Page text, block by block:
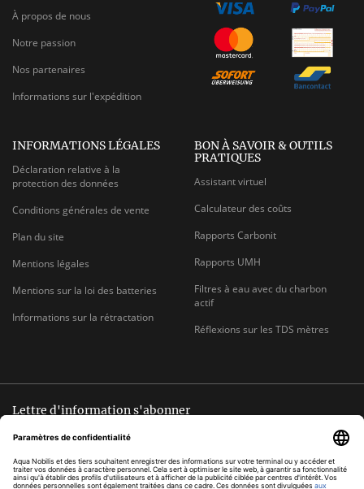
À propos de nous
Notre passion
Nos partenaires
Informations sur l'expédition
INFORMATIONS LÉGALES
Déclaration relative à la
protection des données
Conditions générales de vente
Plan du site
Mentions légales
Mentions sur la loi des batteries
Informations sur la rétractation
BON À SAVOIR & OUTILS
PRATIQUES
Assistant virtuel
Calculateur des coûts
Rapports Carbonit
Rapports UMH
Filtres à eau avec du charbon
actif
Réflexions sur les TDS mètres
Lettre d'information s'abonner
E-
MAIL